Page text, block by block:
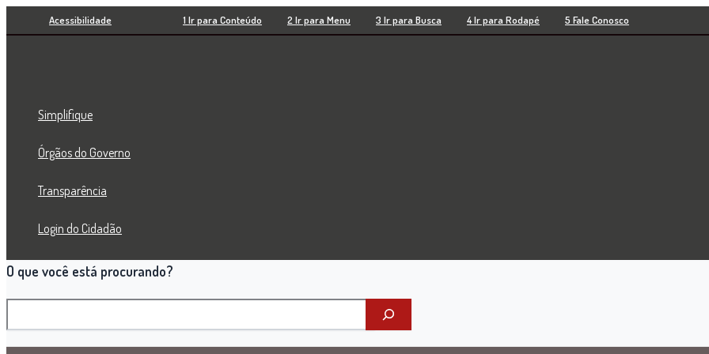
Ir
para
Acessibilidade 1 Ir para Conteúdo 2 Ir para Menu 3 Ir para Busca 4 Ir para Rodapé 5 Fale Conosco
Simplifique
Órgãos do Governo
Transparência
Login do Cidadão
O que você está procurando?
Pesquisar